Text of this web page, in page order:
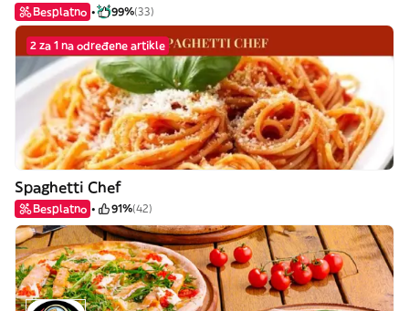
Besplatno 99%(33)
2 za 1 na određene artikle
Spaghetti Chef
Besplatno 91%(42)